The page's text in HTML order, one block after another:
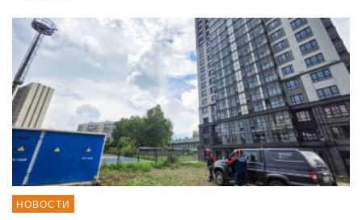
НОВОСТИ